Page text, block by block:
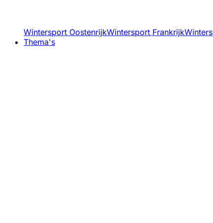
Wintersport OostenrijkWintersport Frankrijk
Thema's